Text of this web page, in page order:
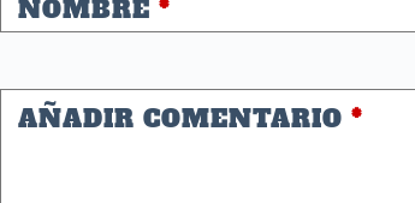
NOMBRE *
AÑADIR COMENTARIO *